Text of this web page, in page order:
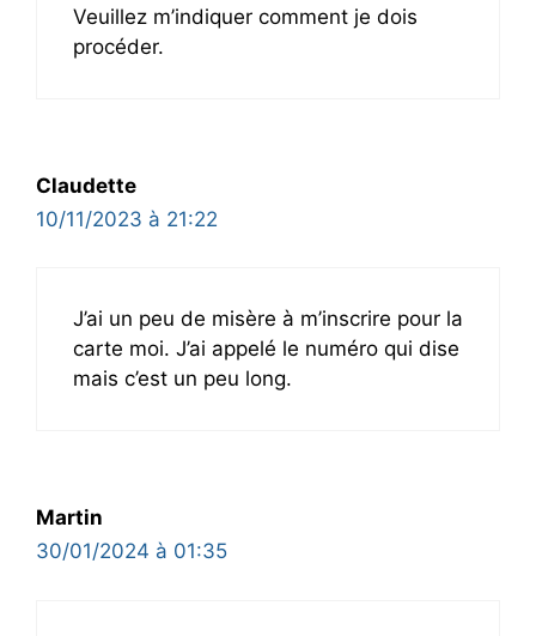
Veuillez m’indiquer comment je dois
procéder.
Claudette
10/11/2023 à 21:22
J’ai un peu de misère à m’inscrire pour la
carte moi. J’ai appelé le numéro qui dise
mais c’est un peu long.
Martin
30/01/2024 à 01:35